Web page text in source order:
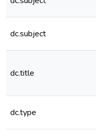
dc.subject
dc.title
dc.type